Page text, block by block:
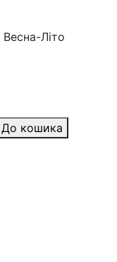
Весна-Літо
До кошика